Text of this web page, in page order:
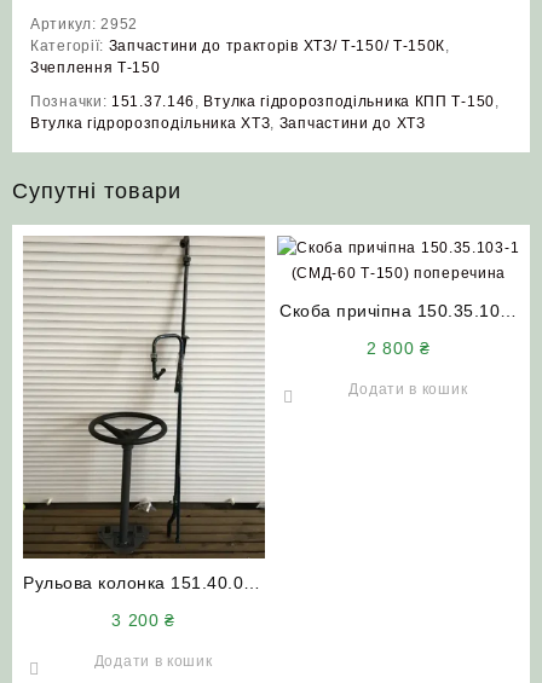
Артикул:2952
Категорії: Запчастини до тракторів ХТЗ/ Т-150/ Т-150К,
Зчеплення Т-150
Позначки: 151.37.146 , Втулка гідророзподільника КПП Т-150,
Втулка гідророзподільника ХТЗ, Запчастини до ХТЗ
Супутні товари
Рульова колонка 151.40.052
Т-17221)
3 200₴
Додати в кошик
Скоба причіпна 150.35.103-
поперечина (нового зразка)
2 800₴
Додати в кошик